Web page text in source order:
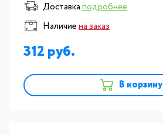
Доставкаподробнее
Наличиена заказ
312
В корзину